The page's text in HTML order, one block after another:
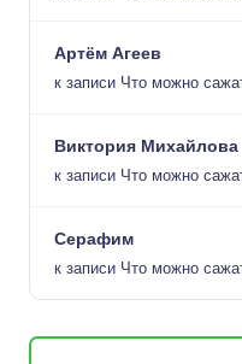
Артём Агеев
к записи Что можно
Виктория Михайлова
к записи Что можно
Серафим
к записи Что можно